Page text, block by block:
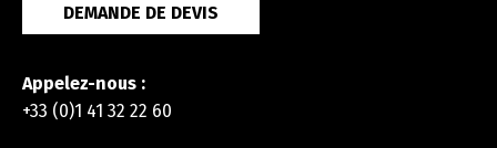
DEMANDE DE DEVIS
Appelez-nous :
+33 (0)1 41 32 22 60